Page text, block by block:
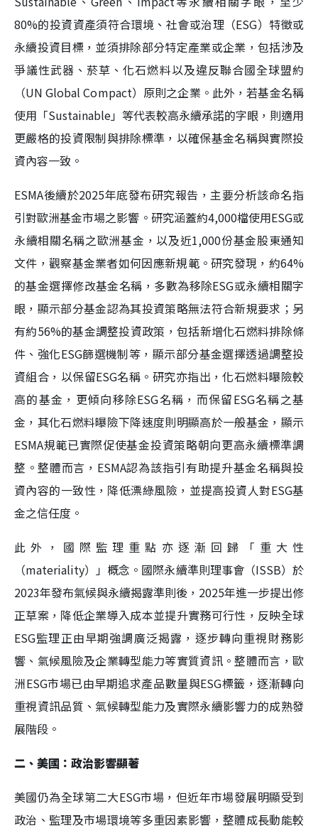
80%的投資資產須符合環境、社會或治理（ESG）特徵或
永續投資目標，並須排除部分特定產業或企業，包括涉及
爭議性武器、菸草、化石燃料以及違反聯合國全球盟約
（UN Global Compact）原則之企業。此外，若基金名稱
使用「Sustainable」等代表較高永續承諾的字眼，則適用
更嚴格的投資限制與排除標準，以確保基金名稱與實際投
資內容一致。
ESMA後續於2025年底發布研究報告，主要分析該命名指
引對歐洲基金市場之影響。研究涵蓋約4,000檔使用ESG或
永續相關名稱之歐洲基金，以及近1,000份基金股東通知
文件，觀察基金業者如何因應新規範。研究發現，約64%
的基金選擇修改基金名稱，多數為移除ESG或永續相關字
眼，顯示部分基金認為其投資策略無法符合新規要求；另
有約56%的基金調整投資政策，包括新增化石燃料排除條
件、強化ESG篩選機制等，顯示部分基金選擇透過調整投
資組合，以保留ESG名稱。研究亦指出，化石燃料曝險較
高的基金，更傾向移除ESG名稱，而保留ESG名稱之基
金，其化石燃料曝險下降速度則明顯高於一般基金，顯示
ESMA規範已實際促使基金投資策略朝向更高永續標準調
整。整體而言，ESMA認為該指引有助提升基金名稱與投
資內容的一致性，降低漂綠風險，並提高投資人對ESG基
金之信任度。
此外，國際監理重點亦逐漸回歸「重大性
（materiality）」概念。國際永續準則理事會（ISSB）於
2023年發布氣候與永續揭露準則後，2025年進一步提出修
正草案，降低企業導入成本並提升實務可行性，反映全球
ESG監理正由早期強調廣泛揭露，逐步轉向重視財務影
響、氣候風險及企業轉型能力等實質資訊。整體而言，歐
洲ESG市場已由早期追求產品數量與ESG標籤，逐漸轉向
重視資訊品質、氣候轉型能力及實際永續影響力的成熟發
展階段。
二、美國：政治影響顯著
美國仍為全球第二大ESG市場，但近年市場發展明顯受到
政治、監理及市場環境等多重因素影響，整體成長動能較